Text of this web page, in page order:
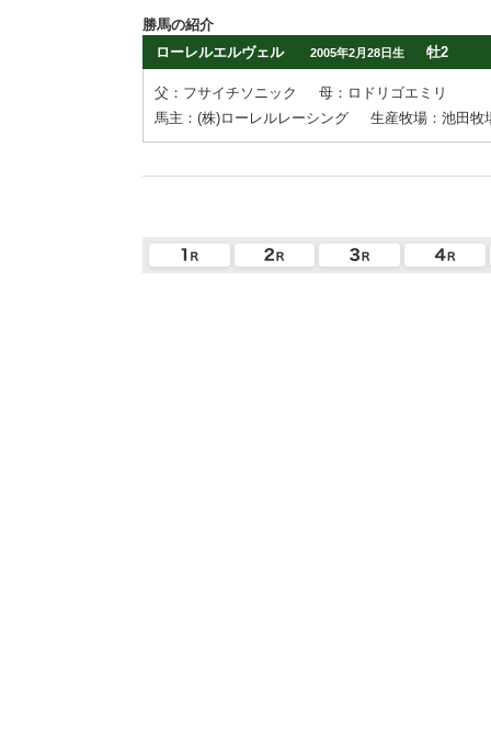
勝馬の紹介
ローレルエルヴェル
2005年2月28日生 牡2
父：フサイチソニック
母：ロドリゴエミリ
馬主：(株)ローレルレーシング
生産牧場：池田牧